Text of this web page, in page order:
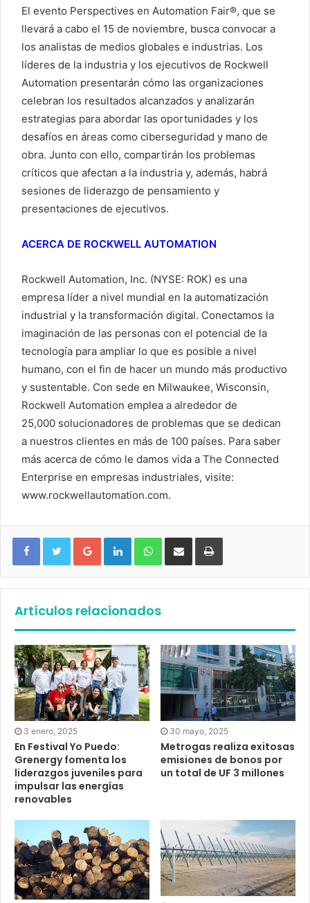
El evento Perspectives en Automation Fair®, que se
llevará a cabo el 15 de noviembre, busca convocar a
los analistas de medios globales e industrias. Los
líderes de la industria y los ejecutivos de Rockwell
Automation presentarán cómo las organizaciones
celebran los resultados alcanzados y analizarán
estrategias para abordar las oportunidades y los
desafíos en áreas como ciberseguridad y mano de
obra. Junto con ello, compartirán los problemas
críticos que afectan a la industria y, además, habrá
sesiones de liderazgo de pensamiento y
presentaciones de ejecutivos.
ACERCA DE ROCKWELL AUTOMATION
Rockwell Automation, Inc. (NYSE: ROK) es una
empresa líder a nivel mundial en la automatización
industrial y la transformación digital. Conectamos la
imaginación de las personas con el potencial de la
tecnología para ampliar lo que es posible a nivel
humano, con el fin de hacer un mundo más productivo
y sustentable. Con sede en Milwaukee, Wisconsin,
Rockwell Automation emplea a alrededor de
25,000 solucionadores de problemas que se dedican
a nuestros clientes en más de 100 países. Para saber
más acerca de cómo le damos vida a The Connected
Enterprise en empresas industriales, visite:
www.rockwellautomation.com.
Google+ LinkedIn WhatsApp
Artículos relacionados
3 enero, 2025
En Festival Yo Puedo:
Grenergy fomenta los
liderazgos juveniles para
impulsar las energías
renovables
30 mayo, 2025
Metrogas realiza exitosas
emisiones de bonos por
un total de UF 3 millones